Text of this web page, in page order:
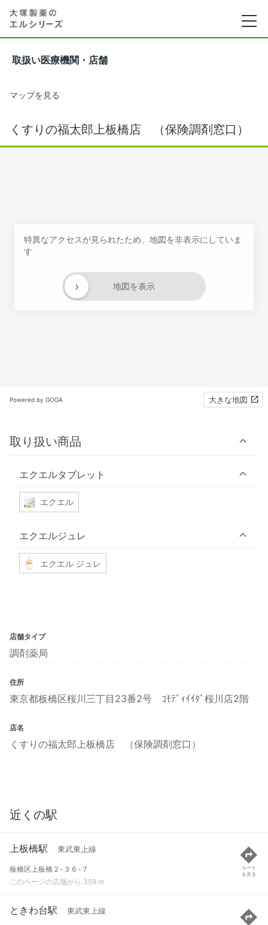
取扱い医療機関・店舗
マップを見る
くすりの福太郎上板橋店 （保険調剤窓口）
特異なアクセスが見られたため、地図を非表示にしていま
す
地図を表示
›
Powered by GOGA 大きな地図
取り扱い商品
エクエルタブレット
エクエル
エクエルジュレ
エクエル ジュレ
店舗タイプ
調剤薬局
住所
東京都板橋区桜川三丁目23番2号 ｺﾓﾃﾞｨｲｲﾀﾞ桜川店2階
店名
くすりの福太郎上板橋店 （保険調剤窓口）
近くの駅
上板橋駅 東武東上線
板橋区上板橋２-３６-７
このページの店舗から 359 m
ルート
を見る
ときわ台駅 東武東上線